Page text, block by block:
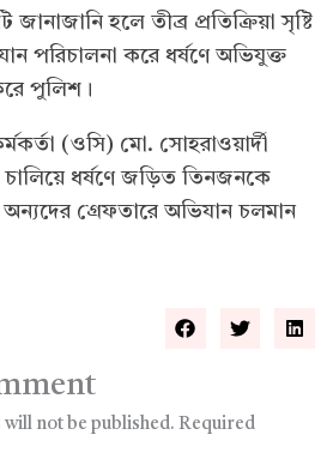
হলে তীব্র প্রতিক্রিয়া সৃষ্টি
পরিচালনা করে ধর্ষণে অভিযুক্ত
পুলিশ।
(ওসি) মো. সোহরাওয়ার্দী
ধর্ষণে জড়িত তিনজনকে
গ্রেফতারে অভিযান চলমান
will not be published. Required